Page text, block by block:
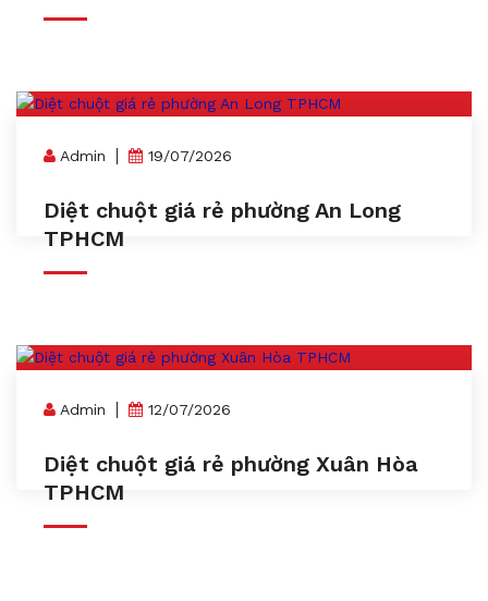
Admin 19/07/2026
Diệt chuột giá rẻ phường An Long
TPHCM
Admin 12/07/2026
Diệt chuột giá rẻ phường Xuân Hòa
TPHCM